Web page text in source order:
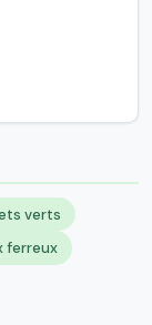
verts
ferreux